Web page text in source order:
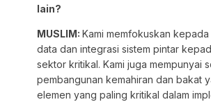
lain?
MUSLIM: Kami memfokuskan
data dan integrasi sistem pintar
sektor kritikal. Kami juga mempunyai
pembangunan kemahiran dan bakat
elemen yang paling kritikal dalam